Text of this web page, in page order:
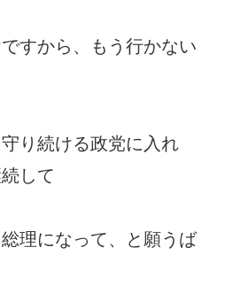
すから、もう行かない
り続ける政党に入れ
して
理になって、と願うば